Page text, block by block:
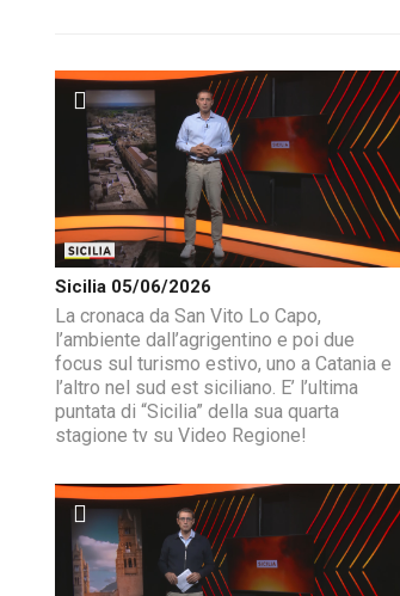
Sicilia 05/06/2026
La cronaca da San Vito Lo Capo,
l’ambiente dall’agrigentino e poi due
focus sul turismo estivo, uno a Catania e
l’altro nel sud est siciliano. E’ l’ultima
puntata di “Sicilia” della sua quarta
stagione tv su Video Regione!